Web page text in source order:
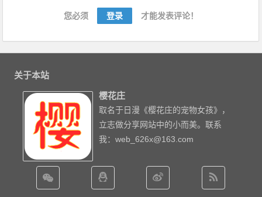
您必须 登录 才能发表评论！
关于本站
樱花庄
取名于日漫《樱花庄的宠物女孩》，
立志做分享网站中的小而美。联系
我：web_626x@163.com